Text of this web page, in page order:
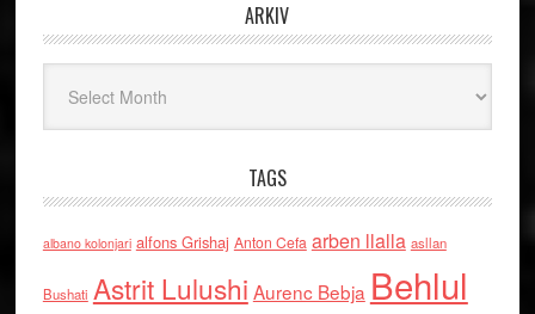
ARKIV
TAGS
albano kolonjari alfons Grishaj Anton Cefa arben llalla asllan
Bushati Astrit Lulushi Aurenc Bebja Behlul